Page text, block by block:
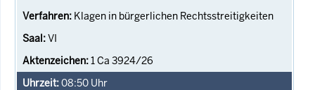
Klagen in bürgerlichen Rechtsstreitigkeiten
VI
1 Ca 3924/26
08:50 Uhr